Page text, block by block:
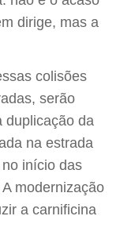
dirige, mas a
colisões
serão
duplicação da
na estrada
início das
modernização
a carnificina